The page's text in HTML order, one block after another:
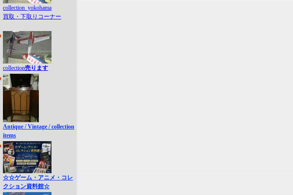
collection_yokohama
買取・下取りコーナー
collection売ります
Antique / Vintage / collection
items
☆☆ゲーム・アニメ・コレ
クション資料館☆